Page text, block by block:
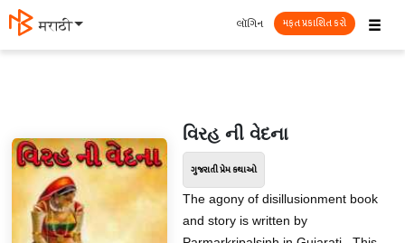
मराठी ☰
લૉગિન મફત પ્રકાશિત કરો
વિરહ ની વેદના
ગુજરાતી પ્રેમ કથાઓ
The agony of disillusionment book
and story is written by